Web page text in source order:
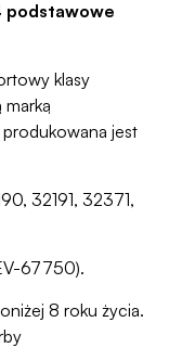
podstawowe
klasy
jest
32191, 32371,
67750).
8 roku życia.